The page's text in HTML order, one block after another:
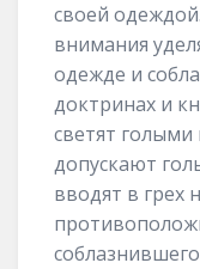
своей
внимания
одежде и
доктринах и
светят голыми
допускают
вводят в грех